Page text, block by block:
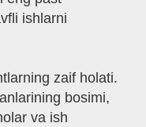
ishlarni
zaif holati.
bosimi,
va ish